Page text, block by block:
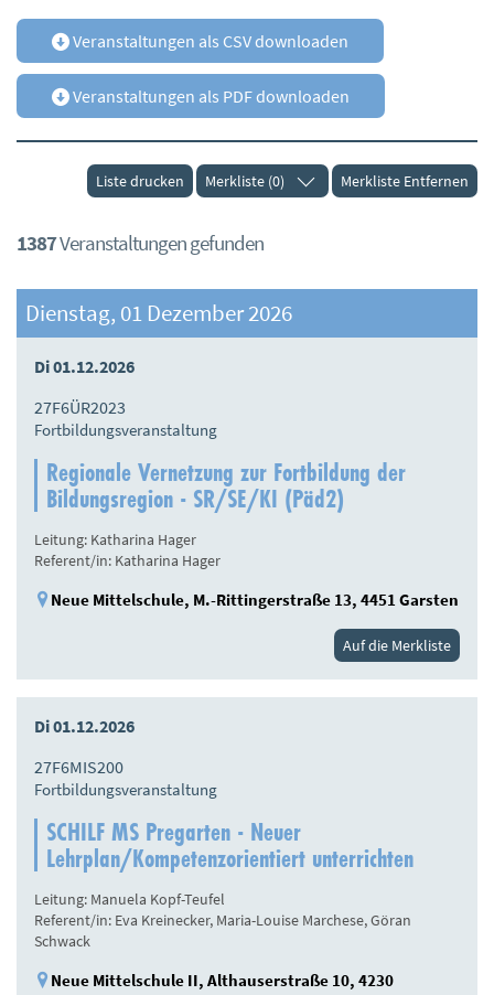
Veranstaltungen als CSV downloaden
Veranstaltungen als PDF downloaden
Liste drucken Merkliste (0) Merkliste Entfernen
1387Veranstaltungen gefunden
Dienstag, 01 Dezember 2026
Di 01.12.2026
27F6ÜR2023
Fortbildungsveranstaltung
Regionale Vernetzung zur Fortbildung der
Bildungsregion - SR/SE/KI (Päd2)
Leitung: Katharina Hager
Referent/in: Katharina Hager
Neue Mittelschule, M.-Rittingerstraße 13, 4451 Garsten
Auf die Merkliste
Di 01.12.2026
27F6MIS200
Fortbildungsveranstaltung
SCHILF MS Pregarten - Neuer
Lehrplan/Kompetenzorientiert unterrichten
Leitung: Manuela Kopf-Teufel
Referent/in: Eva Kreinecker, Maria-Louise Marchese, Göran
Schwack
Neue Mittelschule II, Althauserstraße 10, 4230